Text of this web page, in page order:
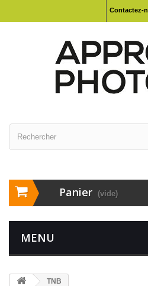
Contactez-
Panier (vide)
MENU
TNB